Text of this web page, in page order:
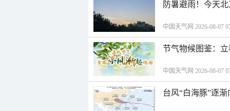
防暑避雨！今天
中国天气网 2026-08-07
节气物候图鉴：
中国天气网 2026-08-07
台风“白海豚”逐